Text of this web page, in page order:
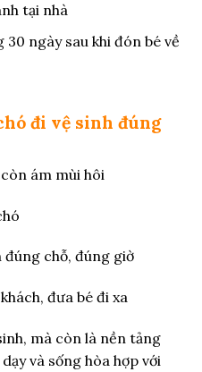
tại nhà
ngày sau khi đón bé về
đi vệ sinh đúng
ám mùi hôi
đúng chỗ, đúng giờ
đưa bé đi xa
mà còn là nền tảng
và sống hòa hợp với